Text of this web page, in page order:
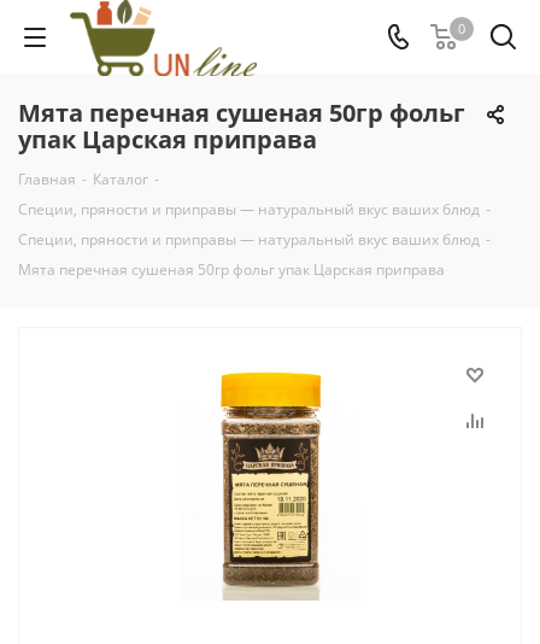
0
Мята перечная сушеная 50гр фольг
упак Царская приправа
Главная - Каталог -
Специи, пряности и приправы — натуральный вкус ваших блюд -
Специи, пряности и приправы — натуральный вкус ваших блюд -
Мята перечная сушеная 50гр фольг упак Царская приправа